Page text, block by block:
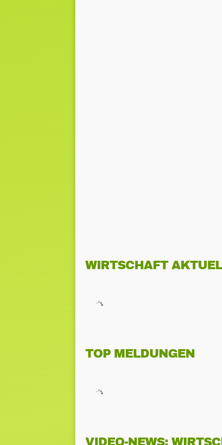
WIRTSCHAFT
TOP MELDUNGEN
VIDEO-NEWS: